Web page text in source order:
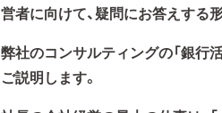
営者に向けて、疑問にお答えする
弊社のコンサルティングの「銀行
ご説明します。